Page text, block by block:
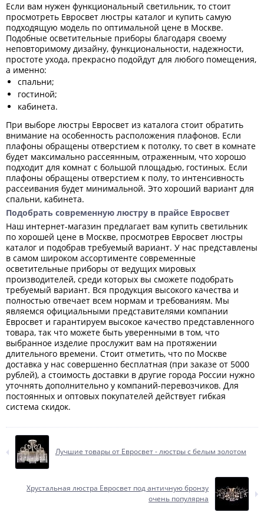
Если вам нужен функциональный светильник, то стоит
просмотреть Евросвет люстры каталог и купить самую
подходящую модель по оптимальной цене в Москве.
Подобные осветительные приборы благодаря своему
неповторимому дизайну, функциональности, надежности,
простоте ухода, прекрасно подойдут для любого помещения,
а именно:
спальни;
гостиной;
кабинета.
При выборе люстры Евросвет из каталога стоит обратить
внимание на особенность расположения плафонов. Если
плафоны обращены отверстием к потолку, то свет в комнате
будет максимально рассеянным, отраженным, что хорошо
подходит для комнат с большой площадью, гостиных. Если
плафоны обращены отверстием к полу, то интенсивность
рассеивания будет минимальной. Это хороший вариант для
спальни, кабинета.
Подобрать современную люстру в прайсе Евросвет
Наш интернет-магазин предлагает вам купить светильник
по хорошей цене в Москве, просмотрев Евросвет люстры
каталог и подобрав требуемый вариант. У нас представлены
в самом широком ассортименте современные
осветительные приборы от ведущих мировых
производителей, среди которых вы сможете подобрать
требуемый вариант. Вся продукция высокого качества и
полностью отвечает всем нормам и требованиям. Мы
являемся официальными представителями компании
Евросвет и гарантируем высокое качество представленного
товара, так что можете быть уверенными в том, что
выбранное изделие прослужит вам на протяжении
длительного времени. Стоит отметить, что по Москве
доставка у нас совершенно бесплатная (при заказе от 5000
рублей), а стоимость доставки в другие города России нужно
уточнять дополнительно у компаний-перевозчиков. Для
постоянных и оптовых покупателей действует гибкая
система скидок.
Лучшие товары от Евросвет - люстры с белым золотом
Хрустальная люстра Евросвет под античную бронзу
очень популярна